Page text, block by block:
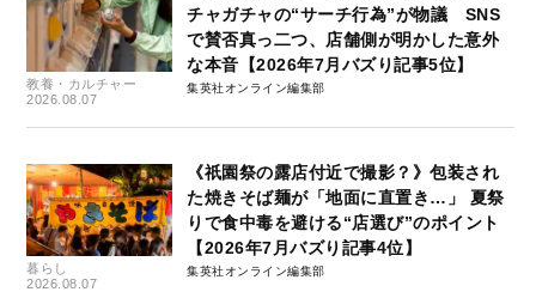
教養・カルチャー
2026.08.07
チャガチャの“サーチ行為”が物議 SNS
で賛否真っ二つ、店舗側が明かした意外
な本音【2026年7月バズり記事5位】
集英社オンライン編集部
暮らし
2026.08.07
《祇園祭の露店付近で撮影？》包装され
た焼きそば麺が「地面に直置き…」 夏祭
りで食中毒を避ける“店選び”のポイント
【2026年7月バズり記事4位】
集英社オンライン編集部